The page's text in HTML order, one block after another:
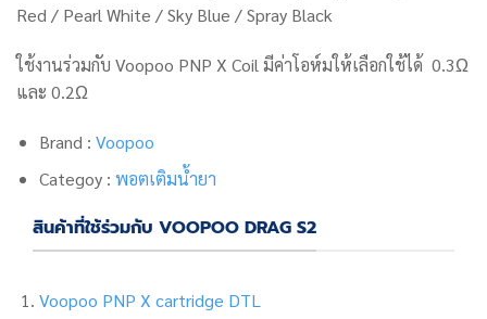
Red / Pearl White / Sky Blue / Spray Black
ใช้งานร่วมกับ Voopoo PNP X Coil มีค่าโอห์มให้เลือกใช้ได้ 0.3Ω
และ 0.2Ω
Brand : Voopoo
Categoy : พอตเติมน้ำยา
สินค้าที่ใช้ร่วมกับ VOOPOO DRAG S2
Voopoo PNP X cartridge DTL